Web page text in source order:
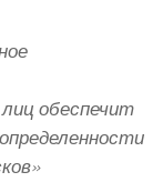
обеспечит